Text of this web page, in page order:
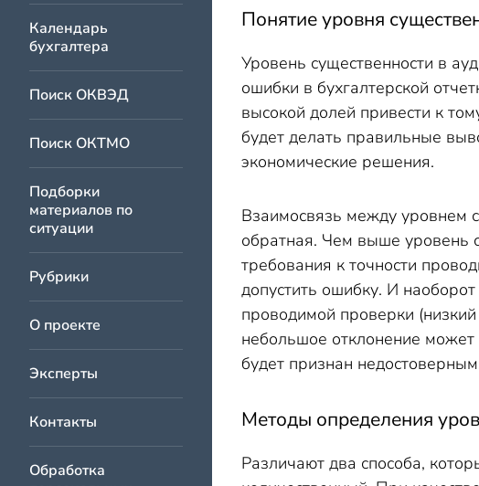
Календарь
бухгалтера
Поиск ОКВЭД
Поиск ОКТМО
Подборки
материалов по
ситуации
Рубрики
О проекте
Эксперты
Контакты
Обработка
Понятие уровня
Уровень существенности в
ошибки в бухгалтерской
высокой долей привести к
будет делать правильные
экономические решения.
Взаимосвязь между уровнем
обратная. Чем выше уровень
требования к точности
допустить ошибку. И
проводимой проверки
небольшое отклонение может
будет признан
Методы определения
Различают два способа,